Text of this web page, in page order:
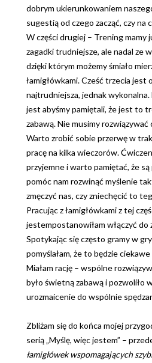
dobrym ukierunkowaniem
sugestią od czego zacząć, czy na
W części drugiej – Trening mamy
zagadki trudniejsze, ale nadal ze
dzięki którym możemy śmiało
łamigłówkami. Cześć trzecia jest
najtrudniejsza, jednak wykonalna.
jest abyśmy pamiętali, że jest to
zabawą. Nie musimy rozwiązywać
Warto zrobić sobie przerwę w
pracę na kilka wieczorów.
przyjemne i warto pamiętać, że
pomóc nam rozwinąć myślenie
zmęczyć nas, czy zniechęcić to
Pracując z łamigłówkami z tej
jestempostanowiłam włączyć do
Spotykając się często gramy w
pomyślałam, że to będzie
Miałam rację – wspólne
było świetną zabawą i pozwoliło
urozmaicenie do wspólnie
Zbliżam się do końca mojej
serią „Myślę, więc jestem” –
łamigłówek wspomagających